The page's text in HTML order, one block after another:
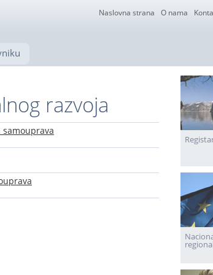
О nama
Naslovna strana
razvoja